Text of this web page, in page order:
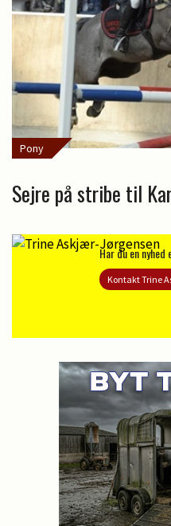
Pony
Sejre på stribe til
Har du en
Kontakt Trine